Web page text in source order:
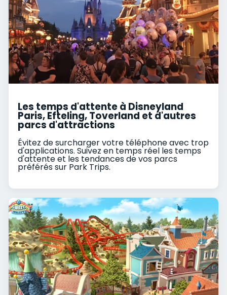
Les temps d'attente à Disneyland
Paris, Efteling, Toverland et d'autres
parcs d'attractions
Évitez de surcharger votre téléphone avec trop
d'applications. Suivez en temps réel les temps
d'attente et les tendances de vos parcs
préférés sur Park Trips.